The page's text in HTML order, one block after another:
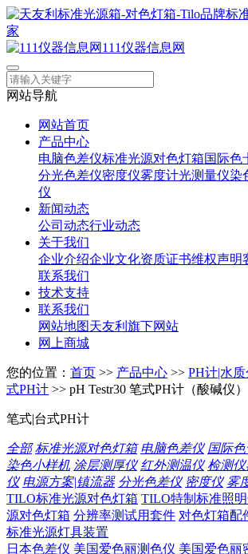
111仪器信息网
网站导航
网站首页
产品中心
电脑色差仪标准光源对色灯箱国际色
分光色差仪密度仪雾度计光测量仪染
仪
新闻动态
公司动态行业动态
关于我们
企业介绍企业文化资质证书维权声明
联系我们
技术支持
联系我们
网站地图天友利旗下网站
网上商城
您的位置： 首页 >> 产品中心 >> PH计|水
式PH计 >> pH Testr30 笔式PH计（酸碱仪）
笔式|台式PH计
全部 标准光源对色灯箱 电脑色差仪 国际
染色小样机 涂层测厚仪 红外测温仪 检测仪
仪 电源方案|镇流器 分光色差仪 密度仪 雾
TILO标准光源对色灯箱 TILO特制标准照
源对色灯箱 分辨率测试用套件 对色灯箱配
标准光源灯具装置
日本色差仪 美国爱色丽测色仪 美国爱色丽